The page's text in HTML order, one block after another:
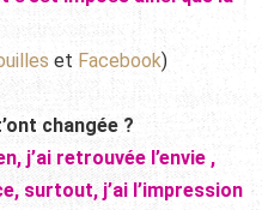
et Facebook)
changée ?
j’ai retrouvée l’envie ,
surtout, j’ai l’impression